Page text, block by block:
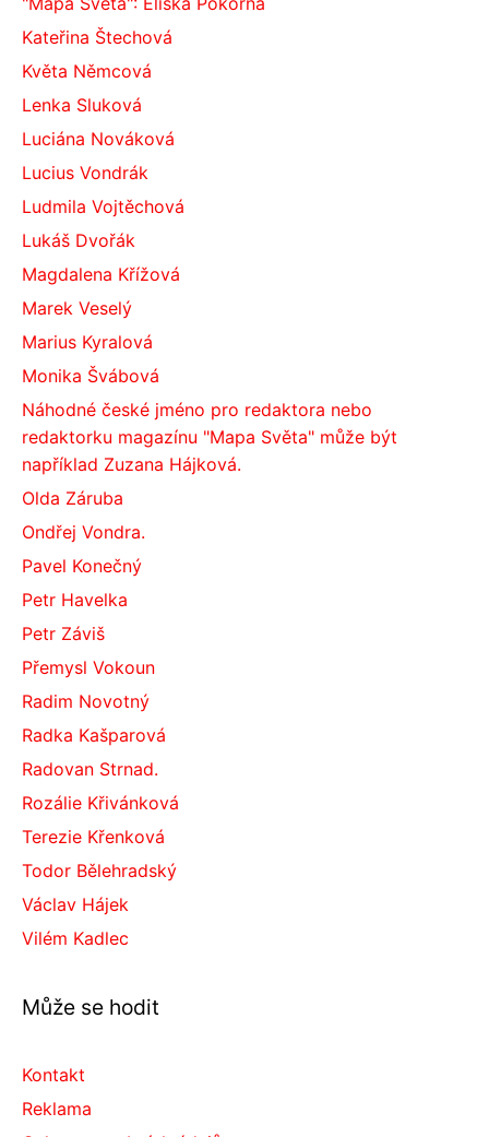
Kateřina Štechová
Květa Němcová
Lenka Sluková
Luciána Nováková
Lucius Vondrák
Ludmila Vojtěchová
Lukáš Dvořák
Magdalena Křížová
Marek Veselý
Marius Kyralová
Monika Švábová
Náhodné české jméno pro redaktora nebo
redaktorku magazínu "Mapa Světa" může být
například Zuzana Hájková.
Olda Záruba
Ondřej Vondra.
Pavel Konečný
Petr Havelka
Petr Záviš
Přemysl Vokoun
Radim Novotný
Radka Kašparová
Radovan Strnad.
Rozálie Křivánková
Terezie Křenková
Todor Bělehradský
Václav Hájek
Vilém Kadlec
Může se hodit
Kontakt
Reklama